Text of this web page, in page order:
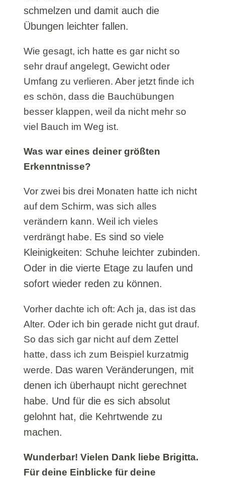
schmelzen und damit auch die
Übungen leichter fallen.
Wie gesagt, ich hatte es gar nicht so
sehr drauf angelegt, Gewicht oder
Umfang zu verlieren. Aber jetzt finde ich
es schön, dass die Bauchübungen
besser klappen, weil da nicht mehr so
viel Bauch im Weg ist.
Was war eines deiner größten
Erkenntnisse?
Vor zwei bis drei Monaten hatte ich nicht
auf dem Schirm, was sich alles
verändern kann. Weil ich vieles
verdrängt habe. Es sind so viele
Kleinigkeiten: Schuhe leichter zubinden.
Oder in die vierte Etage zu laufen und
sofort wieder reden zu können.
Vorher dachte ich oft: Ach ja, das ist das
Alter. Oder ich bin gerade nicht gut drauf.
So das sich gar nicht auf dem Zettel
hatte, dass ich zum Beispiel kurzatmig
werde. Das waren Veränderungen, mit
denen ich überhaupt nicht gerechnet
habe. Und für die es sich absolut
gelohnt hat, die Kehrtwende zu
machen.
Wunderbar! Vielen Dank liebe Brigitta.
Für deine Einblicke für deine